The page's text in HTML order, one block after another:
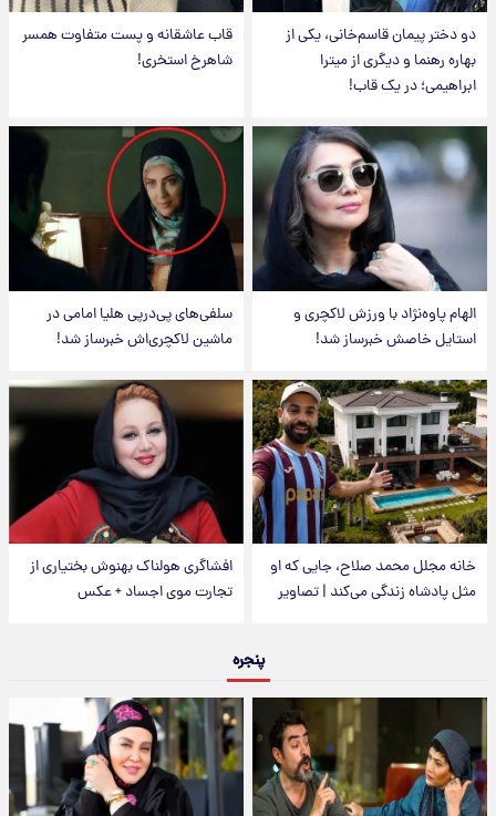
دو دختر پیمان قاسم‌خانی، یکی از
بهاره رهنما و دیگری از میترا
ابراهیمی؛ در یک قاب!
قاب عاشقانه و پست متفاوت همسر
شاهرخ استخری!
الهام پاوه‌نژاد با ورزش لاکچری و
استایل خاصش خبرساز شد!
سلفی‌های پی‌درپی هلیا امامی در
ماشین لاکچری‌اش خبرساز شد!
خانه مجلل محمد صلاح، جایی که او
مثل پادشاه زندگی می‌کند | تصاویر
افشاگری هولناک بهنوش بختیاری از
تجارت موی اجساد + عکس
پنجره